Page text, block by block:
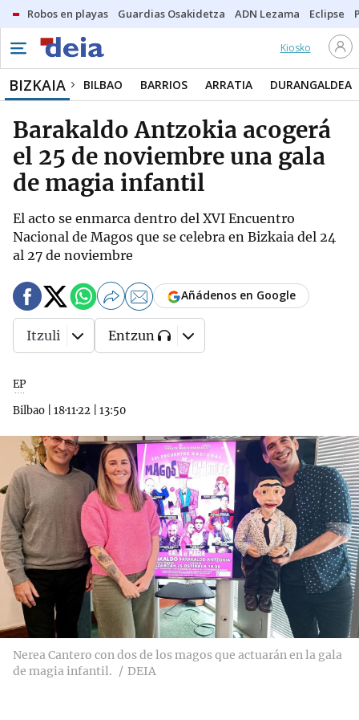
Robos en playas Guardias Osakidetza ADN Lezama Eclipse
Kiosko
BIZKAIA BILBAO BARRIOS ARRATIA DURANGALDEA
Barakaldo Antzokia acogerá
el 25 de noviembre una gala
de magia infantil
El acto se enmarca dentro del XVI Encuentro
Nacional de Magos que se celebra en Bizkaia del 24
al 27 de noviembre
EP
Bilbao
18·11·22 13:50
Añádenos en Google
Itzuli Entzun
Nerea Cantero con dos de los magos que actuarán en la gala
de magia infantil.
DEIA